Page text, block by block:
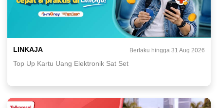
LINKAJA Berlaku hingga 31 Aug 2026
Top Up Kartu Uang Elektronik Sat Set